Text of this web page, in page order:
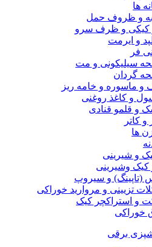
ها
و ظروف حمل
کیکی و ظرف سرو
و ایرمت
فر
سیلیکونی و مت
گردان
و ماسوره و خامه ریز
و کاغذ روغنی
و قلمو قنادی
و کاتر
ها
و شیرینی
کیک وشیرینی
و سیروپ
تزیینی و مروارید خوراکی
و استراکچر کیک
خوراکی
برقی